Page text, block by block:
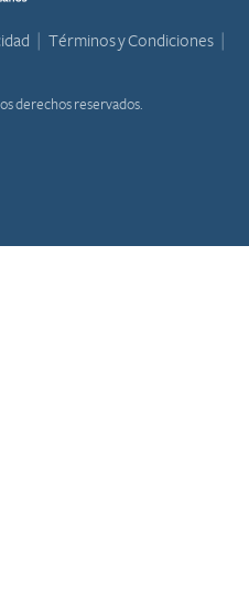
Términos y Condiciones
derechos reservados.